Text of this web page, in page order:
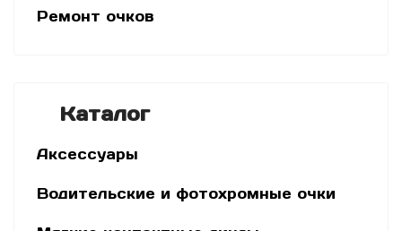
Ремонт очков
Каталог
Аксессуары
Водительские и фотохромные очки